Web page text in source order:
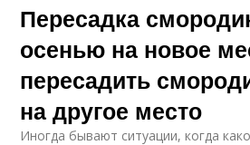
Пересадка
осенью на новое
пересадить
на другое место
Иногда бывают ситуации, когда